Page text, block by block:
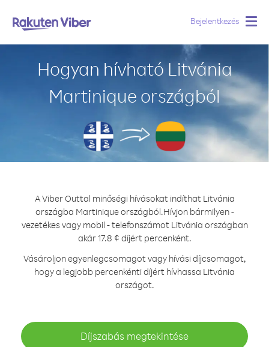
Bejelentkezés
Hogyan hívható Litvánia
Martinique országból
A Viber Outtal minőségi hívásokat indíthat Litvánia
országba Martinique országból.Hívjon bármilyen -
vezetékes vagy mobil - telefonszámot Litvánia országban
akár 17.8 ¢ díjért percenként.
Vásároljon egyenlegcsomagot vagy hívási díjcsomagot,
hogy a legjobb percenkénti díjért hívhassa Litvánia
országot.
Díjszabás megtekintése